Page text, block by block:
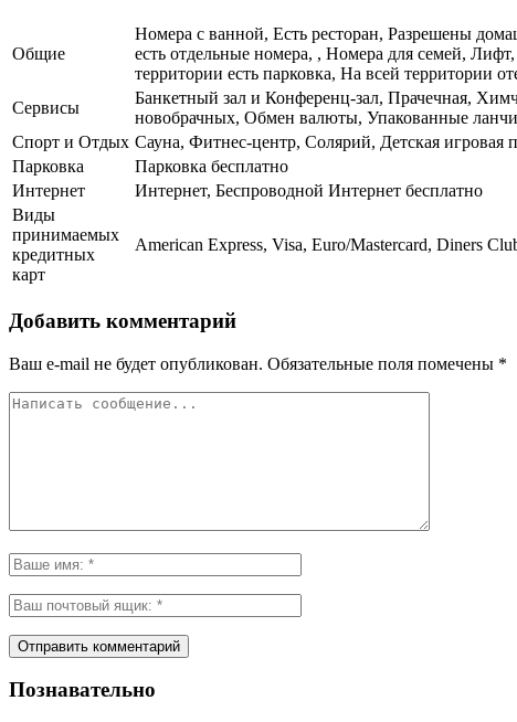
Общие
Номера с ванной, Есть ресторан, Разрешены
есть отдельные номера, , Номера для семей,
территории есть парковка, На всей территории
Сервисы
Банкетный зал и Конференц-зал, Прачечная,
новобрачных, Обмен валюты, Упакованные
Спорт и Отдых Сауна, Фитнес-центр, Солярий, Детская
Парковка
Парковка бесплатно
Интернет
Интернет, Беспроводной Интернет бесплатно
Виды
принимаемых
кредитных
карт
American Express, Visa, Euro/Mastercard, Diners
Добавить комментарий
Ваш e-mail не будет опубликован. Обязательные поля помечены *
Познавательно